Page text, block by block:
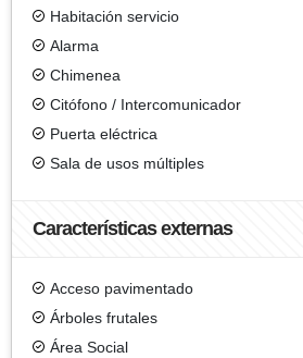
Habitación servicio
Alarma
Chimenea
Citófono / Intercomunicador
Puerta eléctrica
Sala de usos múltiples
Características externas
Acceso pavimentado
Árboles frutales
Área Social